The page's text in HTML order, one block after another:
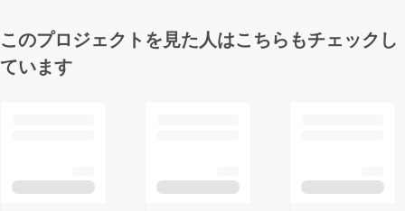
このプロジェクトを見た人はこちらもチェックし
ています